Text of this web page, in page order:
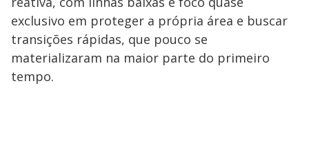
exclusivo em proteger a própria área e buscar
transições rápidas, que pouco se
materializaram na maior parte do primeiro
tempo.